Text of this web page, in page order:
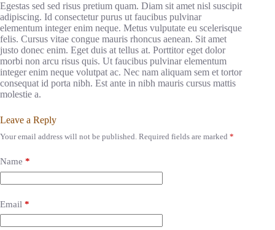
Egestas sed sed risus pretium quam. Diam sit amet nisl suscipit
adipiscing. Id consectetur purus ut faucibus pulvinar
elementum integer enim neque. Metus vulputate eu scelerisque
felis. Cursus vitae congue mauris rhoncus aenean. Sit amet
justo donec enim. Eget duis at tellus at. Porttitor eget dolor
morbi non arcu risus quis. Ut faucibus pulvinar elementum
integer enim neque volutpat ac. Nec nam aliquam sem et tortor
consequat id porta nibh. Est ante in nibh mauris cursus mattis
molestie a.
Leave a Reply
Your email address will not be published. Required fields are marked *
Name *
Email *